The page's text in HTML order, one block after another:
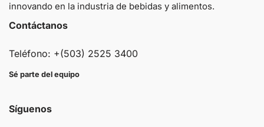
innovando en la industria de bebidas y alimentos.
Contáctanos
Teléfono: +(503) 2525 3400
Sé parte del equipo
Síguenos